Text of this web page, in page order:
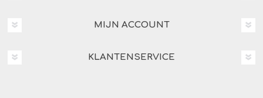
MIJN ACCOUNT
KLANTENSERVICE